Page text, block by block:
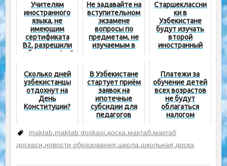
Учителям
иностранного
языка, не
имеющим
сертификата
B2, разрешили
работать в 1 и 2
Не задавайте на
вступительном
экзамене
вопросы по
предметам, не
изучаемым в
Старшеклассни
ки в
Узбекистане
будут изучать
второй
иностранный
Сколько дней
узбекистанцы
отдохнут на
День
Конституции?
В Узбекистане
стартует приём
заявок на
ипотечные
субсидии для
педагогов
Платежи за
обучение детей
всех возрастов
не будут
облагаться
налогом
maktab,maktab doskasi,доска,мактаб,мактаб
доскаси,новости образования,школа,школьная доска